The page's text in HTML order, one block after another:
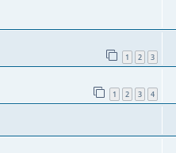
1 2 3
1 2 3 4